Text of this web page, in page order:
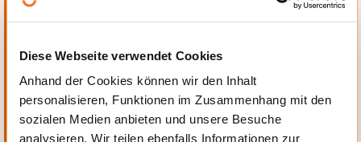
Diese Webseite verwendet Cookies
Anhand der Cookies können wir den Inhalt
personalisieren, Funktionen im Zusammenhang mit den
sozialen Medien anbieten und unsere Besuche
analysieren. Wir teilen ebenfalls Informationen zur
Automatisierung